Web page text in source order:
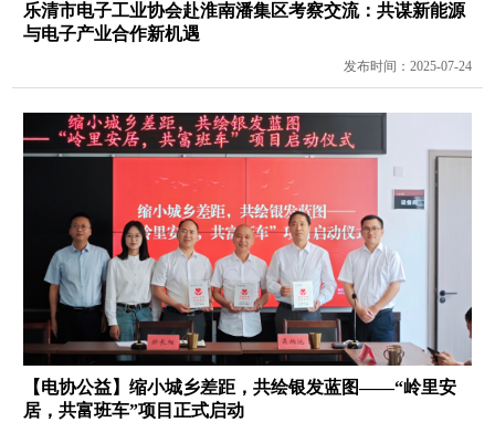
乐清市电子工业协会赴淮南潘集区考察交流：共谋新能源
与电子产业合作新机遇
发布时间：2025-07-24
【电协公益】缩小城乡差距，共绘银发蓝图——“岭里安
居，共富班车”项目正式启动